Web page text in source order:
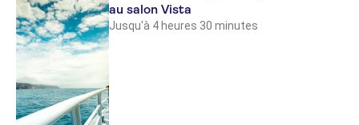
au salon Vista
Jusqu'à 4 heures 30 minutes